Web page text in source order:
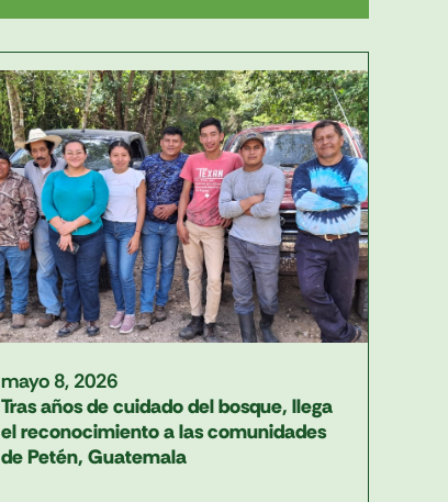
mayo 8, 2026
Tras años de cuidado del bosque, llega
el reconocimiento a las comunidades
de Petén, Guatemala